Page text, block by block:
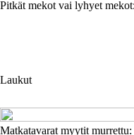
Pitkät mekot vai lyhyet
Laukut
Matkatavarat myytit